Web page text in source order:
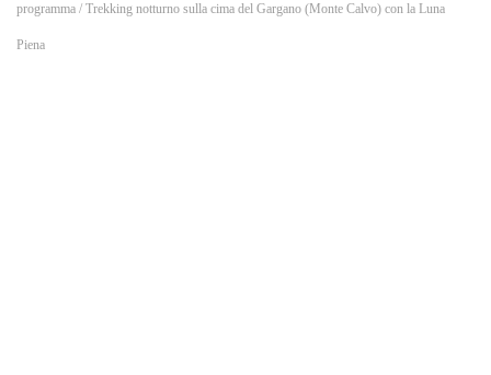
programma / Trekking notturno sulla cima del Gargano (Monte Calvo) con la Luna
Piena